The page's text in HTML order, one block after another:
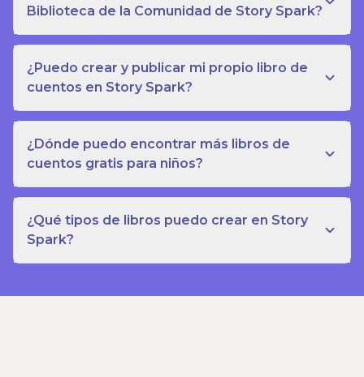
Biblioteca de la Comunidad de Story Spark?
¿Puedo crear y publicar mi propio libro de
cuentos en Story Spark?
¿Dónde puedo encontrar más libros de
cuentos gratis para niños?
¿Qué tipos de libros puedo crear en Story
Spark?